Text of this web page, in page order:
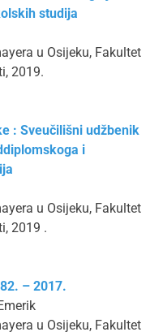
studija
u Osijeku, Fakultet
2019.
: Sveučilišni udžbenik
i
u Osijeku, Fakultet
2019 .
– 2017.
u Osijeku, Fakultet